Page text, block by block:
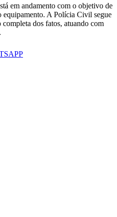
em andamento com o objetivo de
A Polícia Civil segue
dos fatos, atuando com